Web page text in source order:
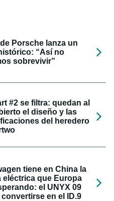
Porsche lanza un
“Así no
sobrevivir”
#2 se filtra: quedan al
el diseño y las
del heredero
tiene en China la
eléctrica que Europa
el UNYX 09
en el ID.9